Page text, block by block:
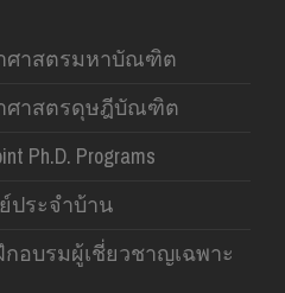
ศาสตรมหาบัณฑิต
ศาสตรดุษฎีบัณฑิต
Ph.D. Programs
ประจำบ้าน
อบรมผู้เชี่ยวชาญเฉพาะ